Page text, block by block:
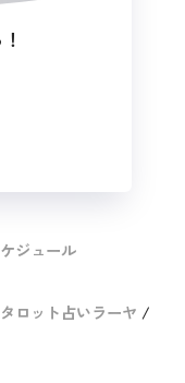
ジュール
タロット占いラーヤ